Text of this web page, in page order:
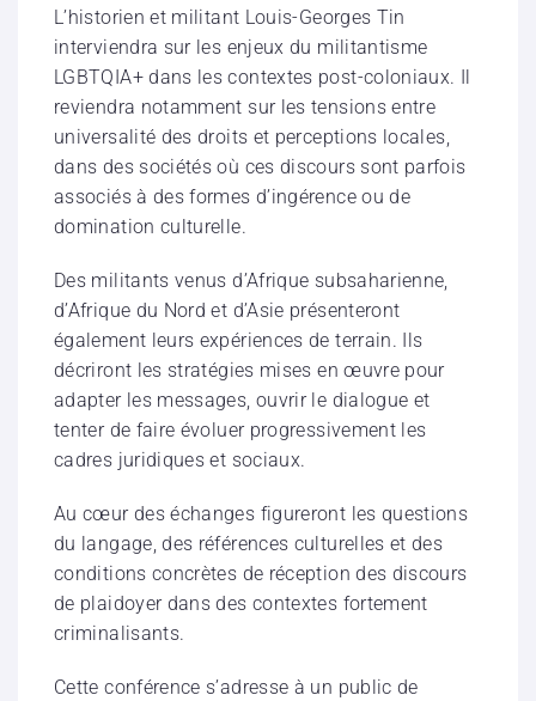
L’historien et militant Louis-Georges Tin
interviendra sur les enjeux du militantisme
LGBTQIA+ dans les contextes post-coloniaux. Il
reviendra notamment sur les tensions entre
universalité des droits et perceptions locales,
dans des sociétés où ces discours sont parfois
associés à des formes d’ingérence ou de
domination culturelle.
Des militants venus d’Afrique subsaharienne,
d’Afrique du Nord et d’Asie présenteront
également leurs expériences de terrain. Ils
décriront les stratégies mises en œuvre pour
adapter les messages, ouvrir le dialogue et
tenter de faire évoluer progressivement les
cadres juridiques et sociaux.
Au cœur des échanges figureront les questions
du langage, des références culturelles et des
conditions concrètes de réception des discours
de plaidoyer dans des contextes fortement
criminalisants.
Cette conférence s’adresse à un public de